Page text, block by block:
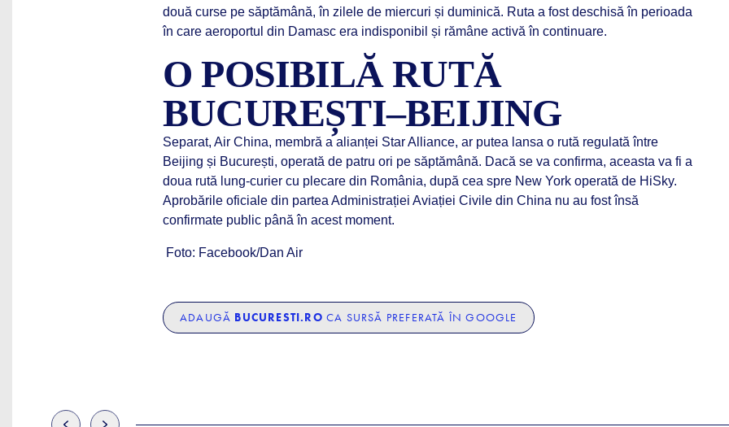
două curse pe săptămână, în zilele de miercuri și duminică. Ruta a fost deschisă în perioada
în care aeroportul din Damasc era indisponibil și rămâne activă în continuare.
O POSIBILĂ RUTĂ
BUCUREȘTI–BEIJING
Separat, Air China, membră a alianței Star Alliance, ar putea lansa o rută regulată între
Beijing și București, operată de patru ori pe săptămână. Dacă se va confirma, aceasta va fi a
doua rută lung-curier cu plecare din România, după cea spre New York operată de HiSky.
Aprobările oficiale din partea Administrației Aviației Civile din China nu au fost însă
confirmate public până în acest moment.
Foto: Facebook/Dan Air
ADAUGĂ BUCURESTI.RO CA SURSĂ PREFERATĂ ÎN GOOGLE